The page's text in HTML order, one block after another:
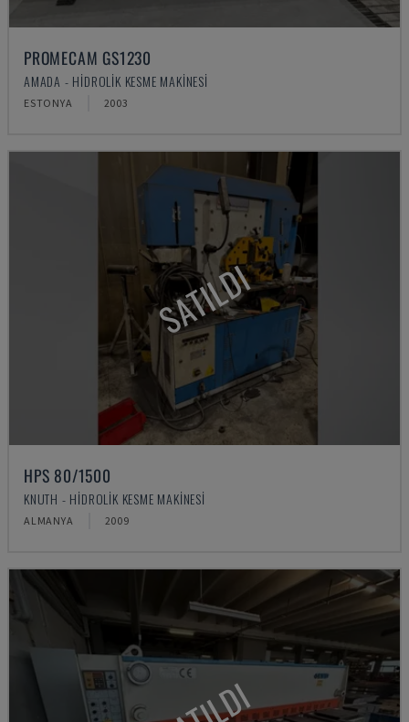
PROMECAM GS1230
AMADA - HIDROLIK KESME MAKINESI
ESTONYA 2003
SATILDI
HPS 80/1500
KNUTH - HIDROLIK KESME MAKINESI
ALMANYA 2009